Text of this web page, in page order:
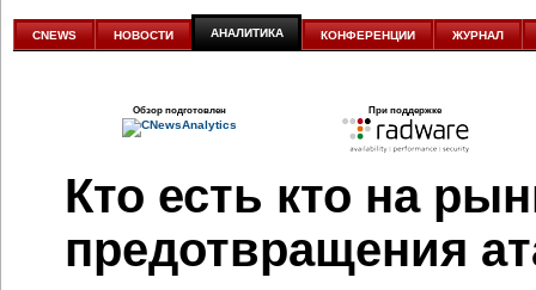
аналитике
CNEWS НОВОСТИ АНАЛИТИКА КОНФЕРЕНЦИИ ЖУРНАЛ
Обзор подготовлен При поддержке
Кто есть кто на
предотвращения